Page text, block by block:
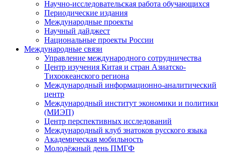
Научно-исследовательская работа обучающихся
Периодические издания
Международные проекты
Научный дайджест
Национальные проекты России
Международные связи
Управление международного сотрудничества
Центр изучения Китая и стран Азиатско-
Тихоокеанского региона
Международный информационно-аналитический
центр
Международный институт экономики и политики
(МИЭП)
Центр перспективных исследований
Международный клуб знатоков русского языка
Академическая мобильность
Молодёжный день ПМГФ